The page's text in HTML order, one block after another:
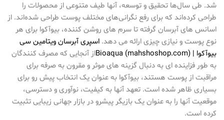
شد. طی سال‌ها تحقیق و توسعه، آنها طیف متنوعی از محصولات را
طراحی کرده‌اند که برای رفع نگرانی‌های مختلف پوست طراحی شده‌اند. از
اسانس های آبرسان گرفته تا سرم های روشن کننده، بیوآکوا برای هر
نوع پوست و نیازی چیزی ارائه می دهد. اسپری آبرسان ویتامین سی
بیوآکوا | Bioaqua (mahshoshop.com)
از آنجایی که مصرف کنندگان
به طور فزاینده ای به دنبال گزینه های موثر و مقرون به صرفه برای
مراقبت از پوست هستند، بیوآکوا به عنوان یک انتخاب پیش رو برای
بسیاری ظاهر شده است. تعهد آنها به کیفیت، نوآوری و دسترسی،
موقعیت آنها را به عنوان یک بازیگر پیشرو در بازار جهانی زیبایی تثبیت
کرده است.